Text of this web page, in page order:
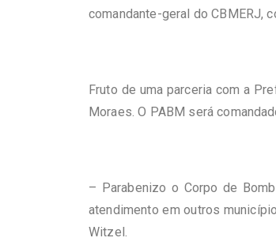
comandante-geral do CBMERJ,
Fruto de uma parceria com a
Moraes. O PABM será
– Parabenizo o Corpo de
atendimento em outros
Witzel.